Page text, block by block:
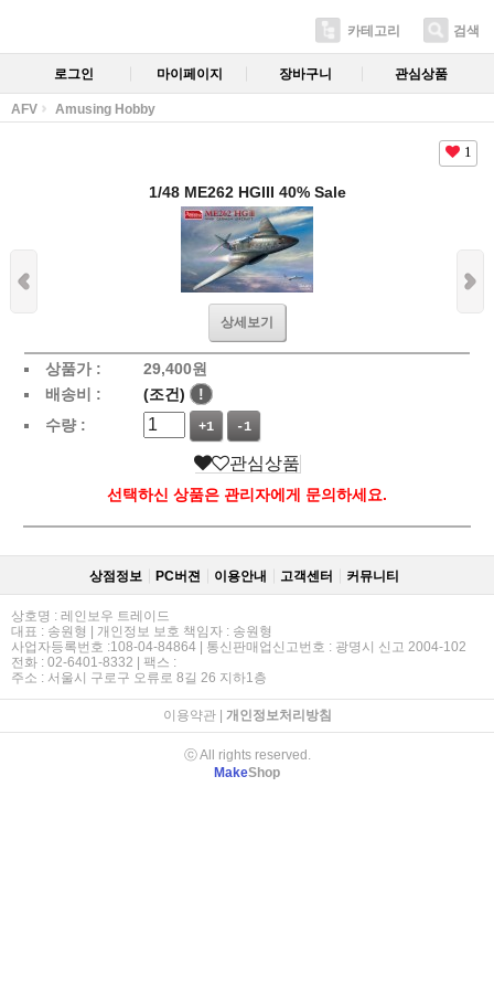
카테고리 검색
로그인 마이페이지 장바구니 관심상품
AFV Amusing Hobby
1
1/48 ME262 HGIII 40% Sale
상세보기
상품가 : 29,400원
배송비 :
(조건)
!
수량 :
+1 -1
관심상품
선택하신 상품은 관리자에게 문의하세요.
상점정보 PC버젼 이용안내 고객센터 커뮤니티
상호명 : 레인보우 트레이드
대표 : 송원형 | 개인정보 보호 책임자 : 송원형
사업자등록번호 :108-04-84864 | 통신판매업신고번호 : 광명시 신고 2004-102
전화 : 02-6401-8332 | 팩스 :
주소 : 서울시 구로구 오류로 8길 26 지하1층
이용약관| 개인정보처리방침
ⓒ All rights reserved.
MakeShop